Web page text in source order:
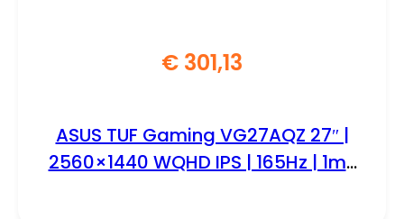
€ 301,13
ASUS TUF Gaming VG27AQZ 27″ |
2560×1440 WQHD IPS | 165Hz | 1ms